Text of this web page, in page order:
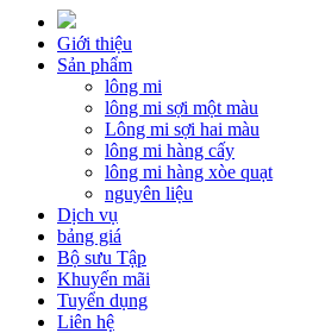
Giới thiệu
Sản phẩm
lông mi
lông mi sợi một màu
Lông mi sợi hai màu
lông mi hàng cấy
lông mi hàng xòe quạt
nguyên liệu
Dịch vụ
bảng giá
Bộ sưu Tập
Khuyến mãi
Tuyển dụng
Liên hệ